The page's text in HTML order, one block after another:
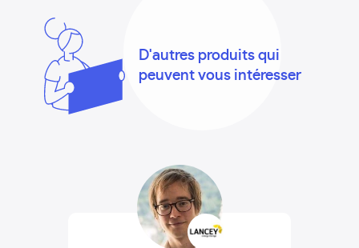
D'autres produits qui
peuvent vous intéresser